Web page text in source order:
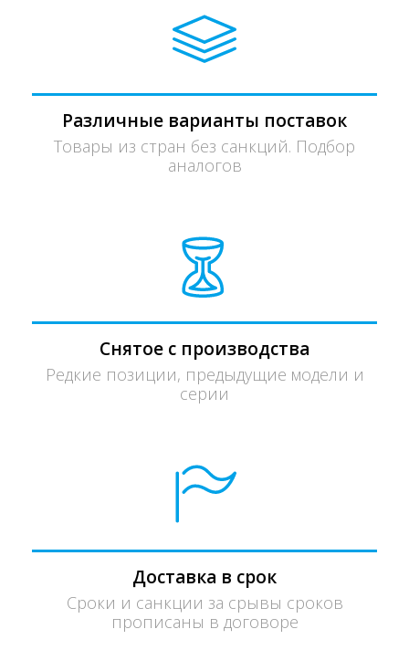
Различные варианты поставок
Товары из стран без санкций. Подбор
аналогов
Снятое с производства
Редкие позиции, предыдущие модели и
серии
Доставка в срок
Сроки и санкции за срывы сроков
прописаны в договоре